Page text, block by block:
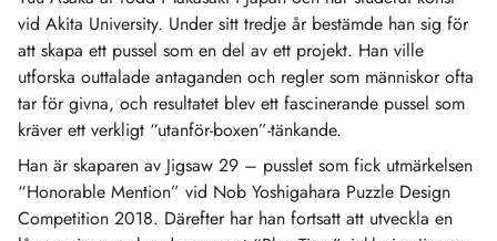
vid Akita University. Under sitt tredje år bestämde han sig för
att skapa ett pussel som en del av ett projekt. Han ville
utforska outtalade antaganden och regler som människor ofta
tar för givna, och resultatet blev ett fascinerande pussel som
kräver ett verkligt “utanför-boxen”-tänkande.
Han är skaparen av Jigsaw 29 – pusslet som fick utmärkelsen
“Honorable Mention” vid Nob Yoshigahara Puzzle Design
Competition 2018. Därefter har han fortsatt att utveckla en